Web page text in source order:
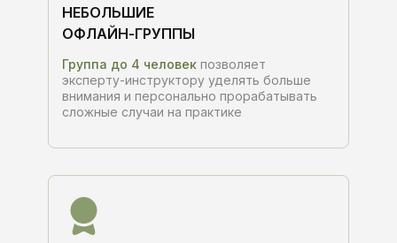
НЕБОЛЬШИЕ
ОФЛАЙН-ГРУППЫ
Группа до 4 человек позволяет
эксперту-инструктору уделять больше
внимания и персонально прорабатывать
сложные случаи на практике